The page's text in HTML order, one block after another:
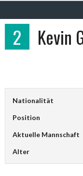
2 Kevin
Nationalität
Position
Aktuelle Mannschaft
Alter